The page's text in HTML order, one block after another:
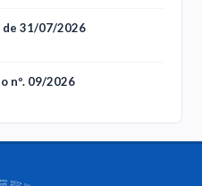
de 31/07/2026
nº. 09/2026